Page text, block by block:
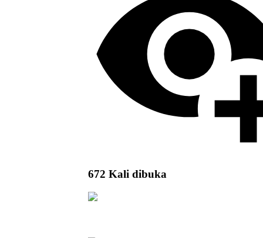
672 Kali dibuka